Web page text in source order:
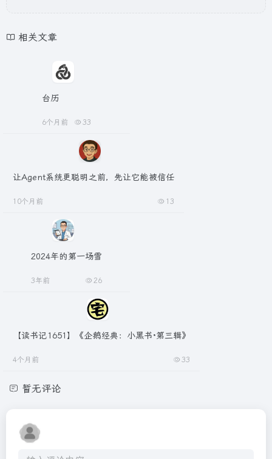
相关文章
台历
6个月前 33
让Agent系统更聪明之前，先让它能被信任
10个月前 13
2024年的第一场雪
3年前 26
【读书记1651】《企鹅经典：小黑书·第三辑》
4个月前 33
暂无评论